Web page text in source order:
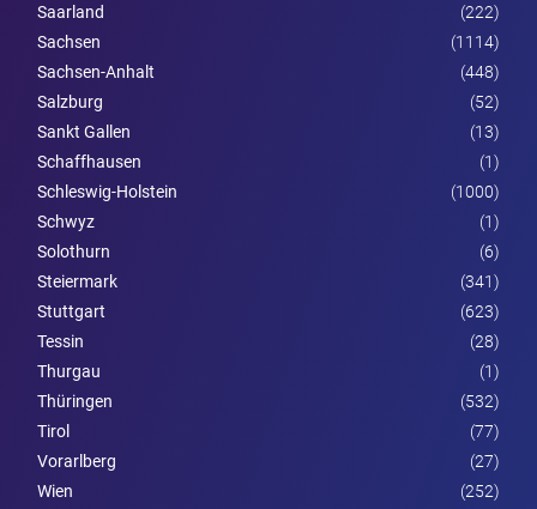
Saarland
(222)
Sachsen
(1114)
Sachsen-Anhalt
(448)
Salzburg
(52)
Sankt Gallen
(13)
Schaffhausen
(1)
Schleswig-Holstein
(1000)
Schwyz
(1)
Solothurn
(6)
Steier­mark
(341)
Stuttgart
(623)
Tessin
(28)
Thurgau
(1)
Thüringen
(532)
Tirol
(77)
Vorarl­berg
(27)
Wien
(252)